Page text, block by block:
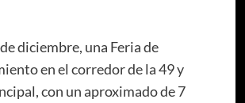
diciembre, una Feria de
en el corredor de la 49 y
con un aproximado de 7